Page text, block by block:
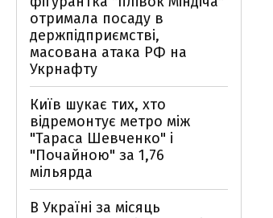
отримала посаду в
держпідприємстві,
масована атака РФ на
Укрнафту
Київ шукає тих, хто
відремонтує метро між
"Тараса Шевченко" і
"Почайною" за 1,76
мільярда
В Україні за місяць